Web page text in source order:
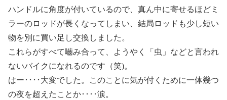
ハンドルに角度が付いているので、真ん中に寄せるほどミ
ラーのロッドが長くなってしまい、結局ロッドも少し短い
物を別に買い足し交換しました。
これらがすべて嚙み合って、ようやく「虫」などと言われ
ないバイクになれるのです（笑)。
はー････大変でした。このことに気が付くために一体幾つ
の夜を超えたことか････涙。